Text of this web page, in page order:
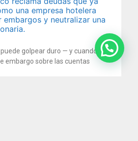
una empresa hotelera
embargos y neutralizar una
puede golpear duro — y cuando
embargo sobre las cuentas